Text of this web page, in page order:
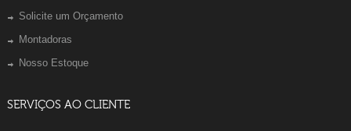
Solicite um Orçamento
Montadoras
Nosso Estoque
SERVIÇOS AO CLIENTE